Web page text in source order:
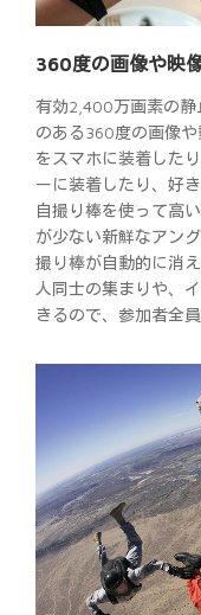
360度の画像や映
有効2,400万画素の静
のある360度の画像
をスマホに装着した
ーに装着したり、好
自撮り棒を使って高
が少ない新鮮なアン
撮り棒が自動的に消
人同士の集まりや、
きるので、参加者全